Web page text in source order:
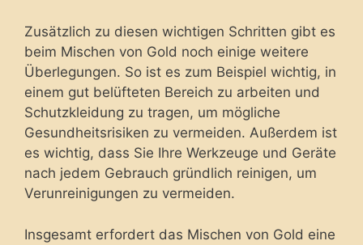
Zusätzlich zu diesen wichtigen Schritten gibt es
beim Mischen von Gold noch einige weitere
Überlegungen. So ist es zum Beispiel wichtig, in
einem gut belüfteten Bereich zu arbeiten und
Schutzkleidung zu tragen, um mögliche
Gesundheitsrisiken zu vermeiden. Außerdem ist
es wichtig, dass Sie Ihre Werkzeuge und Geräte
nach jedem Gebrauch gründlich reinigen, um
Verunreinigungen zu vermeiden.
Insgesamt erfordert das Mischen von Gold eine